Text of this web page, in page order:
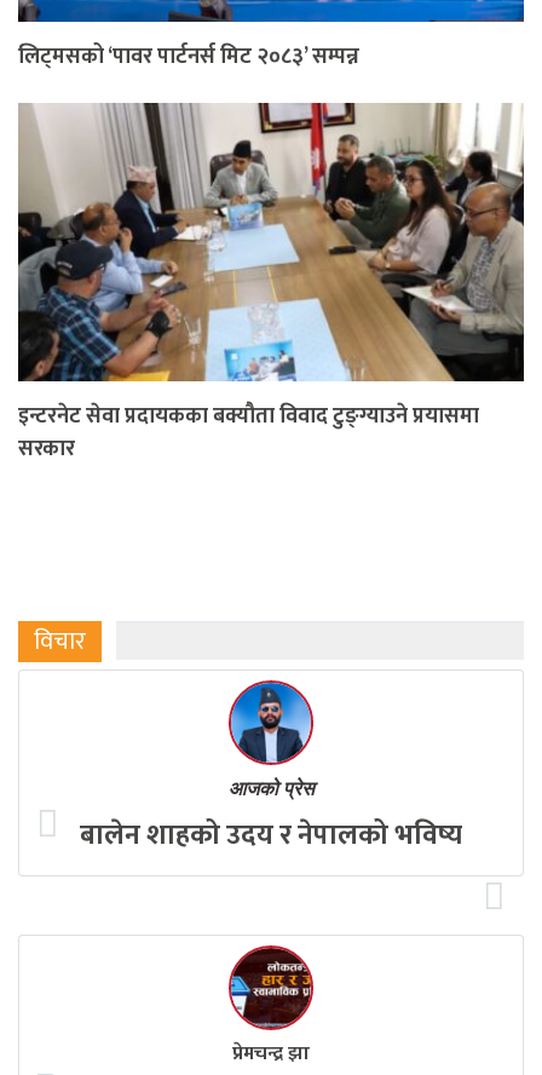
लिट्मसको ‘पावर पार्टनर्स मिट २०८३’ सम्पन्न
इन्टरनेट सेवा प्रदायकका बक्यौता विवाद टुङ्ग्याउने प्रयासमा
सरकार
विचार
आजको प्रेस
बालेन शाहको उदय र नेपालको भविष्य
प्रेमचन्द्र झा